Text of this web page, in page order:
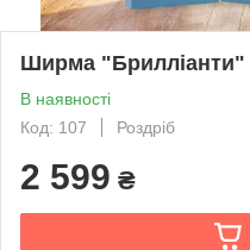
Ширма "Брилліанти"
В наявності
Код: 107
Роздріб
2 599 ₴